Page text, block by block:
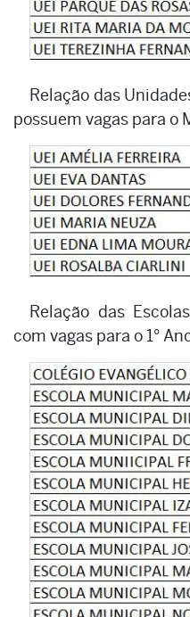
Relação das
possuem vagas para o
Relação das
com vagas para o 1°